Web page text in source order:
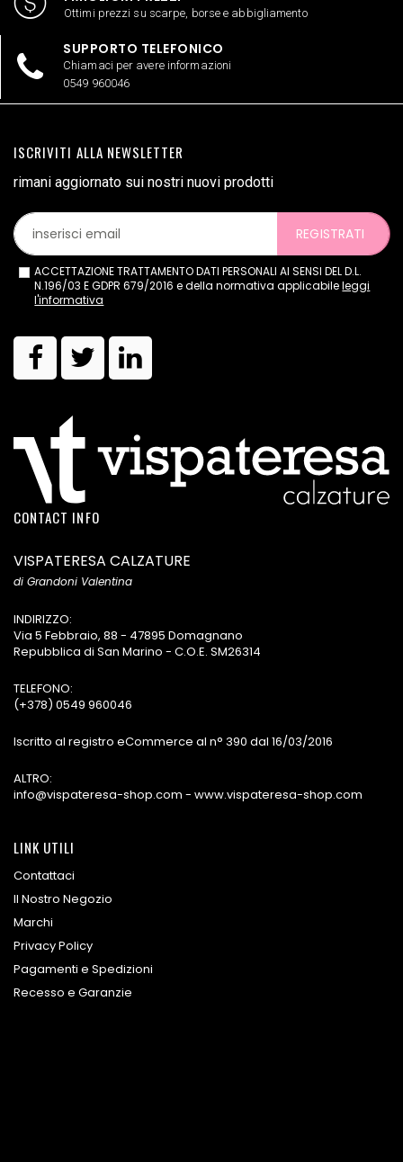
Ottimi prezzi su scarpe, borse e abbigliamento
SUPPORTO TELEFONICO
Chiamaci per avere informazioni
0549 960046
ISCRIVITI ALLA NEWSLETTER
rimani aggiornato sui nostri nuovi prodotti
REGISTRATI
ACCETTAZIONE TRATTAMENTO DATI PERSONALI AI SENSI DEL D.L.
N.196/03 E GDPR 679/2016 e della normativa applicabileleggi
l'informativa
CONTACT INFO
VISPATERESA CALZATURE
di Grandoni Valentina
INDIRIZZO:
Via 5 Febbraio, 88 - 47895 Domagnano
Repubblica di San Marino - C.O.E. SM26314
TELEFONO:
(+378) 0549 960046
Iscritto al registro eCommerce al n° 390 dal 16/03/2016
ALTRO:
info@vispateresa-shop.com - www.vispateresa-shop.com
LINK UTILI
Contattaci
Il Nostro Negozio
Marchi
Privacy Policy
Pagamenti e Spedizioni
Recesso e Garanzie